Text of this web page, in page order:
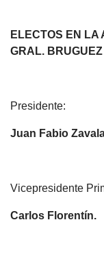
ELECTOS EN LA
GRAL.
Presidente:
Juan Fabio
Vicepresidente
Carlos Florentín.